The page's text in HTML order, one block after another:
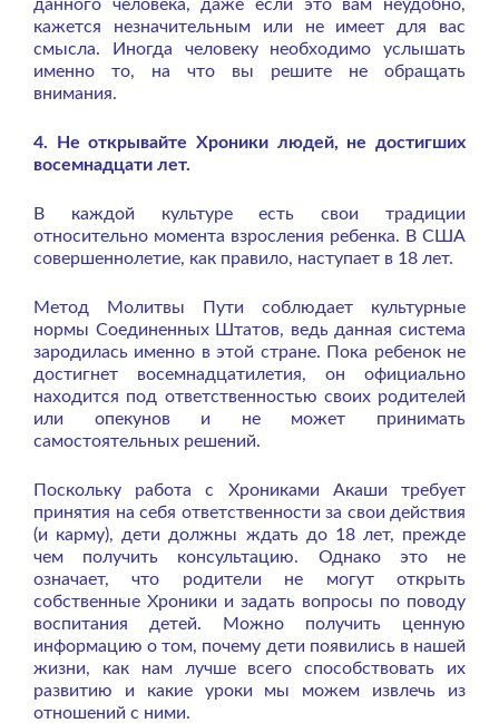
данного человека, даже если это вам неудобно,
кажется незначительным или не имеет для вас
смысла. Иногда человеку необходимо услышать
именно то, на что вы решите не обращать
внимания.
4. Не открывайте Хроники людей, не достигших
восемнадцати лет.
В каждой культуре есть свои традиции
относительно момента взросления ребенка. В США
совершеннолетие, как правило, наступает в 18 лет.
Метод Молитвы Пути соблюдает культурные
нормы Соединенных Штатов, ведь данная система
зародилась именно в этой стране. Пока ребенок не
достигнет восемнадцатилетия, он официально
находится под ответственностью своих родителей
или опекунов и не может принимать
самостоятельных решений.
Поскольку работа с Хрониками Акаши требует
принятия на себя ответственности за свои действия
(и карму), дети должны ждать до 18 лет, прежде
чем получить консультацию. Однако это не
означает, что родители не могут открыть
собственные Хроники и задать вопросы по поводу
воспитания детей. Можно получить ценную
информацию о том, почему дети появились в нашей
жизни, как нам лучше всего способствовать их
развитию и какие уроки мы можем извлечь из
отношений с ними.